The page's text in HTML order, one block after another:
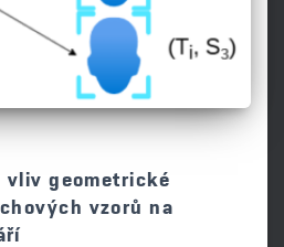
vliv geometrické
vzorů na